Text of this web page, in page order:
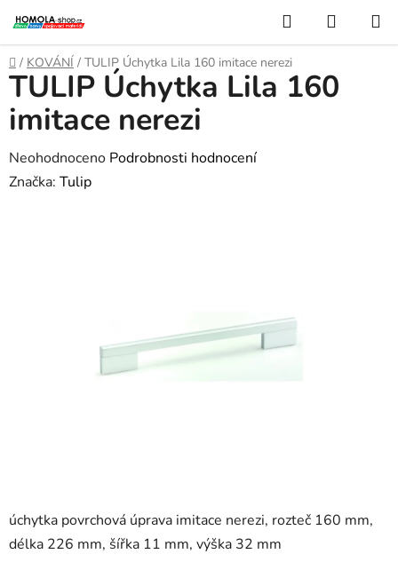
na
obsah
Hledat
KOŠÍK
Domů
/ KOVÁNÍ / TULIP Úchytka Lila 160 imitace nerezi
úchytka povrchová úprava imitace nerezi, rozteč 160 mm,
délka 226 mm, šířka 11 mm, výška 32 mm
TULIP Úchytka Lila 160
imitace nerezi
Průměrné
hodnocení
Neohodnoceno Podrobnosti hodnocení
Značka: Tulip